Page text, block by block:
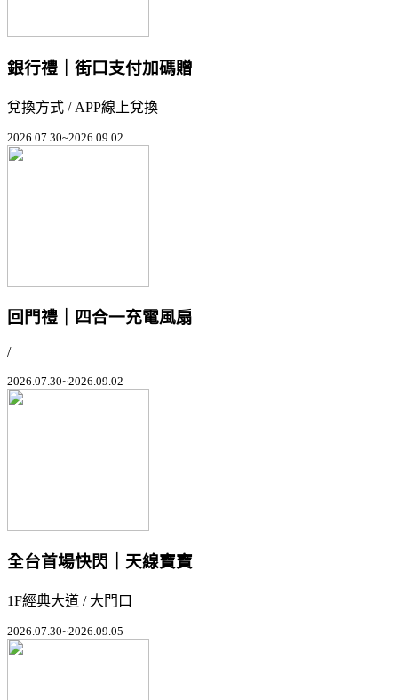
銀行禮｜街口支付加碼贈
兌換方式 / APP線上兌換
2026.07.30~2026.09.02
回門禮｜四合一充電風扇
/
2026.07.30~2026.09.02
全台首場快閃｜天線寶寶
1F經典大道 / 大門口
2026.07.30~2026.09.05